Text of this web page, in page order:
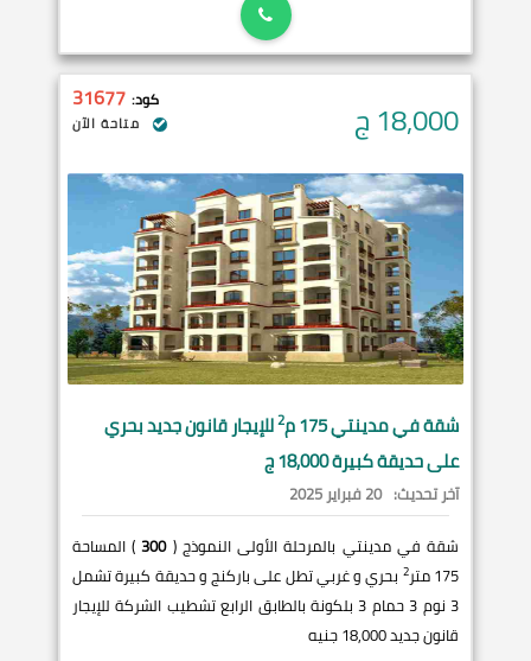
18,000ج كود: 31677
متاحة الآن
شقة فيمدينتي175 م 2للإيجار قانون جديد بحري
على حديقة كبيرة 18,000 ج
آخر تحديث: 20 فبراير 2025
شقة في مدينتي بالمرحلة الأولى النموذج (300) المساحة
175 متر
2 بحري و غربي تطل على باركنج و حديقة كبيرة تشمل
3 نوم 3 حمام 3 بلكونة بالطابق الرابع تشطيب الشركة للإيجار
قانون جديد 18,000 جنيه